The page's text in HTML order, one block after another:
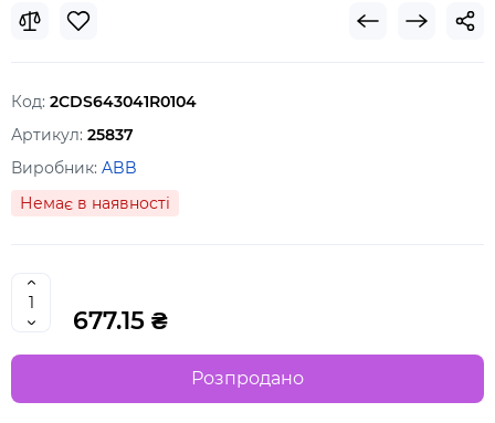
Код: 2CDS643041R0104
Артикул: 25837
Виробник: ABB
Немає в наявності
677.15 ₴
Розпродано